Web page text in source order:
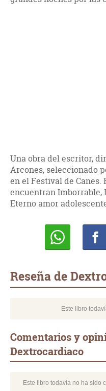
Una obra del escritor,
Arcones, seleccionado
en el Festival de
encuentran Imborrable,
Eterno amor
Reseña de
Este libro
Comentarios y
Dextrocardiaco
Este libro todavía no ha sido